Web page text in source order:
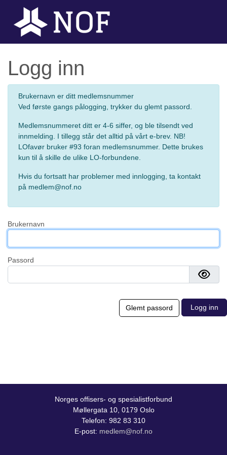
Logg inn
Brukernavn er ditt medlemsnummer
Ved første gangs pålogging, trykker du glemt passord.
Medlemsnummeret ditt er 4-6 siffer, og ble tilsendt ved
innmelding. I tillegg står det alltid på vårt e-brev. NB!
LOfavør bruker #93 foran medlemsnummer. Dette brukes
kun til å skille de ulike LO-forbundene.
Hvis du fortsatt har problemer med innlogging, ta kontakt
på medlem@nof.no
Brukernavn
Passord
Norges offisers- og spesialistforbund
Møllergata 10, 0179 Oslo
Telefon: 982 83 310
E-post: medlem@nof.no